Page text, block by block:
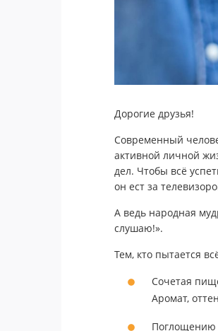
Дорогие друзья!
Современный
активной личной
дел. Чтобы всё
он ест за
А ведь народная
слушаю!».
Тем, кто пытается
Сочетая
Аромат,
Поглощению